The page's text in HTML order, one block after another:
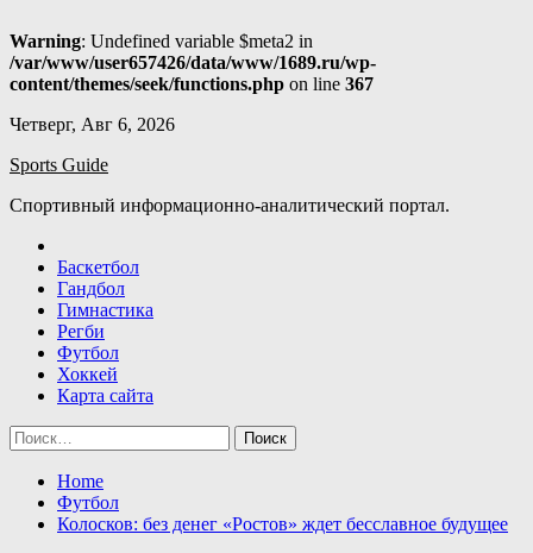
Warning: Undefined variable $meta2 in
/var/www/user657426/data/www/1689.ru/wp-
content/themes/seek/functions.php on line 367
Skip
content
Четверг, Авг 6, 2026
Sports Guide
Спортивный информационно-аналитический портал.
Баскетбол
Гандбол
Гимнастика
Регби
Футбол
Хоккей
Карта сайта
Найти:
Home
Футбол
Колосков: без денег «Ростов» ждет бесславное будущее